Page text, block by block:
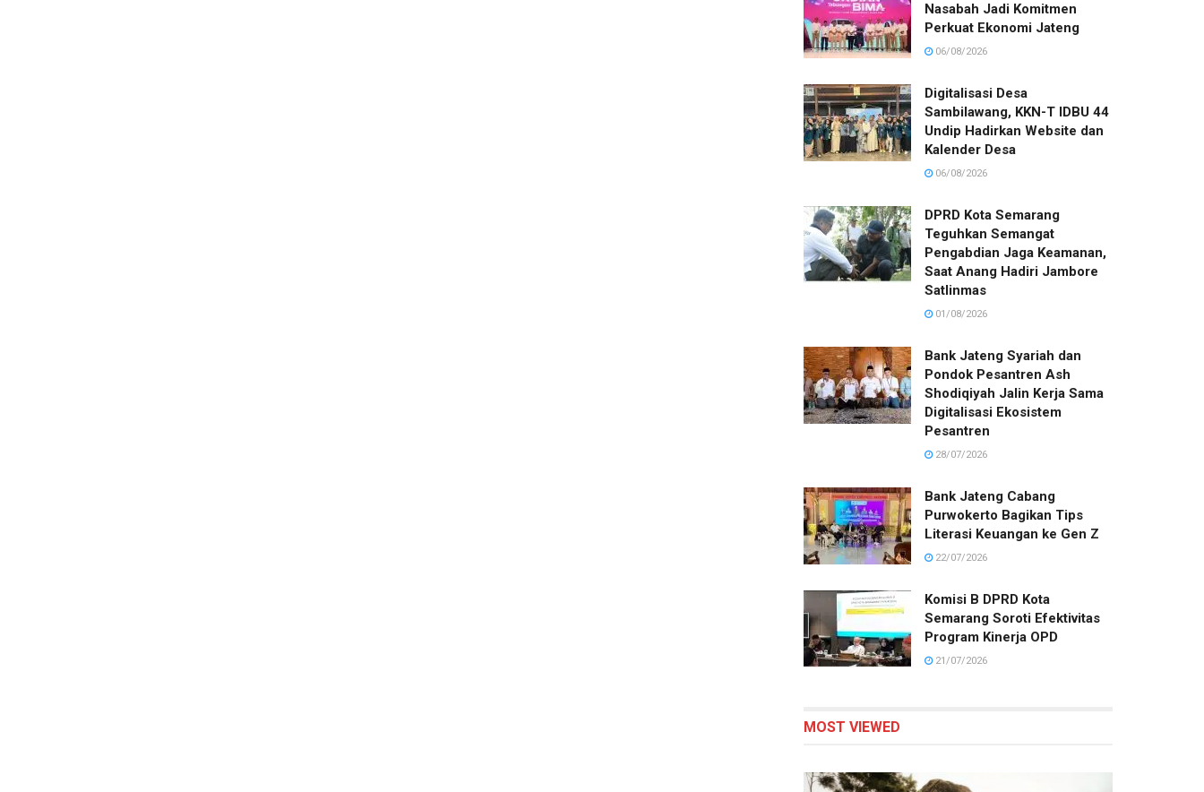
Nasabah Jadi Komitmen
Perkuat Ekonomi Jateng
06/08/2026
Digitalisasi Desa
Sambilawang, KKN-T IDBU 44
Undip Hadirkan Website dan
Kalender Desa
06/08/2026
DPRD Kota Semarang
Teguhkan Semangat
Pengabdian Jaga Keamanan,
Saat Anang Hadiri Jambore
Satlinmas
01/08/2026
Bank Jateng Syariah dan
Pondok Pesantren Ash
Shodiqiyah Jalin Kerja Sama
Digitalisasi Ekosistem
Pesantren
28/07/2026
Bank Jateng Cabang
Purwokerto Bagikan Tips
Literasi Keuangan ke Gen Z
22/07/2026
Komisi B DPRD Kota
Semarang Soroti Efektivitas
Program Kinerja OPD
21/07/2026
MOST VIEWED